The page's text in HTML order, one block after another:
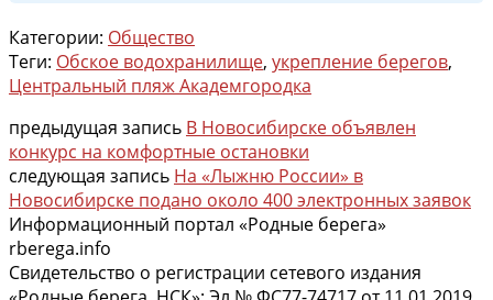
Категории: Общество
Теги: Обское водохранилище, укрепление берегов,
Центральный пляж Академгородка
предыдущая запись В Новосибирске объявлен
конкурс на комфортные остановки
следующая запись На «Лыжню России» в
Новосибирске подано около 400 электронных заявок
Информационный портал «Родные берега»
rberega.info
Свидетельство о регистрации сетевого издания